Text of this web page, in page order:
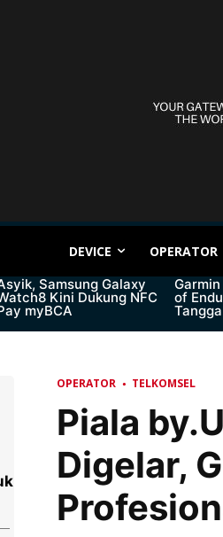
DEVICE OPERATOR
Samsung Galaxy
Kini Dukung NFC
myBCA
of
OPERATOR TELKOMSEL
Piala
Digelar,